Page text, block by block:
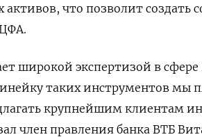
что позволит создать
широкой экспертизой в
таких инструментов мы
крупнейшим клиентам
член правления банка ВТБ